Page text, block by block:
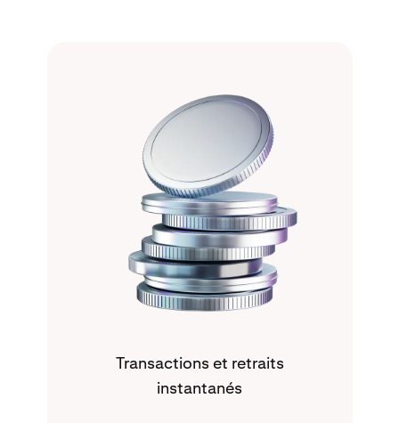
Transactions et retraits
instantanés